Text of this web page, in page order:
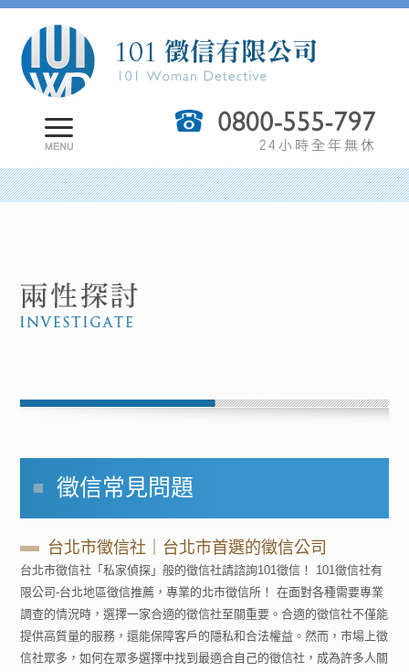
徵信常見問題
台北市徵信社｜台北市首選的徵信公司
台北市徵信社「私家偵探」般的徵信社請諮詢101徵信！ 101徵信社有
限公司-台北地區徵信推薦，專業的北市徵信所！ 在面對各種需要專業
調查的情況時，選擇一家合適的徵信社至關重要。合適的徵信社不僅能
提供高質量的服務，還能保障客戶的隱私和合法權益。然而，市場上徵
信社眾多，如何在眾多選擇中找到最適合自己的徵信社，成為許多人關